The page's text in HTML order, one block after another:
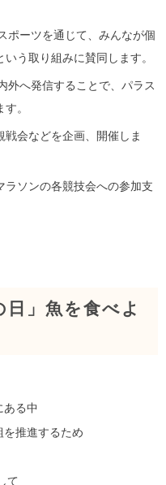
ポーツを通じて、みんなが個
う取り組みに賛同します。
外へ発信することで、パラス
。
会などを企画、開催しま
ラソンの各競技会への参加支
」魚を食べよ
ある中
推進するため
て